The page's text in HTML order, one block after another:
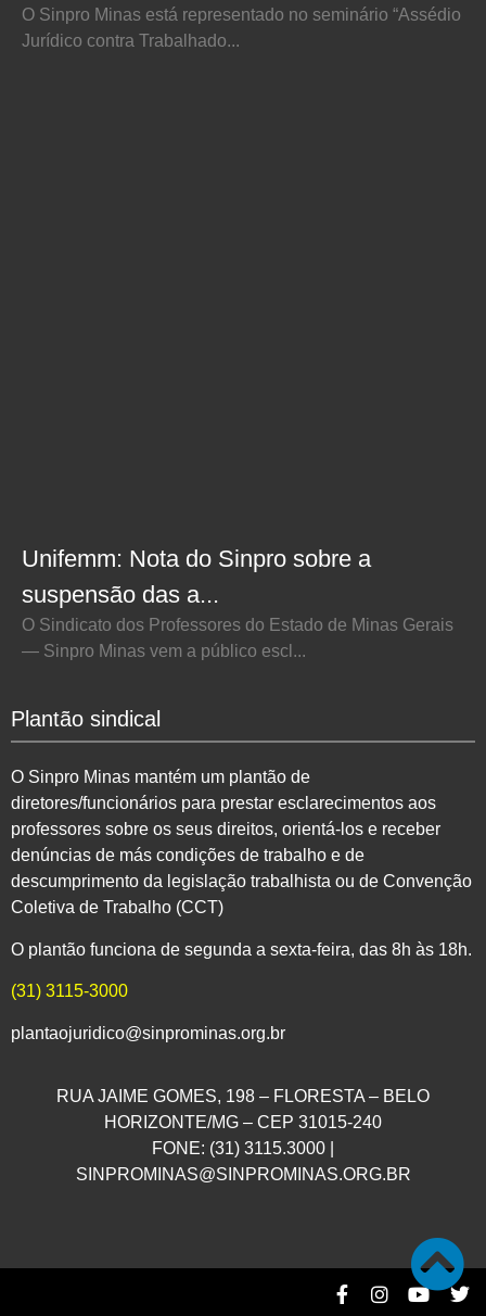
O Sinpro Minas está representado no seminário “Assédio
Jurídico contra Trabalhado...
Unifemm: Nota do Sinpro sobre a
suspensão das a...
O Sindicato dos Professores do Estado de Minas Gerais
— Sinpro Minas vem a público escl...
Plantão sindical
O Sinpro Minas mantém um plantão de
diretores/funcionários para prestar esclarecimentos aos
professores sobre os seus direitos, orientá-los e receber
denúncias de más condições de trabalho e de
descumprimento da legislação trabalhista ou de Convenção
Coletiva de Trabalho (CCT)
O plantão funciona de segunda a sexta-feira, das 8h às 18h.
(31) 3115-3000
plantaojuridico@sinprominas.org.br
RUA JAIME GOMES, 198 – FLORESTA – BELO
HORIZONTE/MG – CEP 31015-240
FONE: (31) 3115.3000 |
SINPROMINAS@SINPROMINAS.ORG.BR